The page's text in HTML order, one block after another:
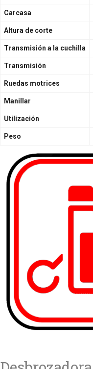
Carcasa
Altura de corte
Transmisión a la cuchilla
Transmisión
Ruedas motrices
Manillar
Utilización
Peso